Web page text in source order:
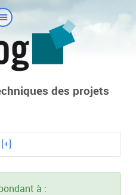
des projets
à :